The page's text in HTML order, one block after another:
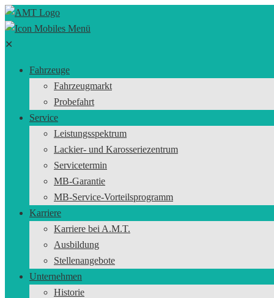
✕
Fahrzeuge
Fahrzeugmarkt
Probefahrt
Service
Leistungsspektrum
Lackier- und Karosseriezentrum
Servicetermin
MB-Garantie
MB-Service-Vorteilsprogramm
Karriere
Karriere bei A.M.T.
Ausbildung
Stellenangebote
Unternehmen
Historie